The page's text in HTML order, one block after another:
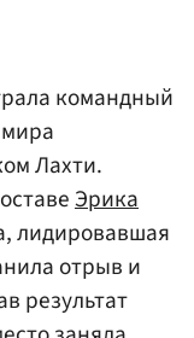
командный
Лахти.
Эрика
лидировавшая
отрыв и
результат